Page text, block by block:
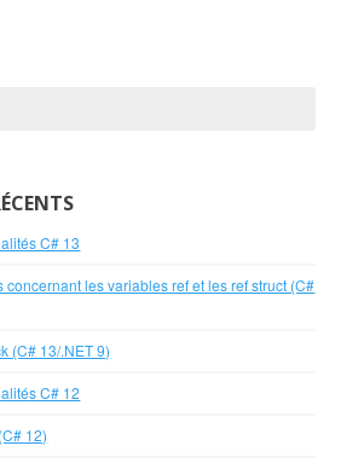
C# 13
concernant les variables ref et les ref struct (C#
(C# 13/.NET 9)
C# 12
12)